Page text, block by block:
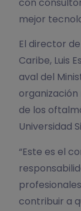
mejor
El director
Caribe, Luis
aval del
de los
Universidad
“Este es el
contribuir a